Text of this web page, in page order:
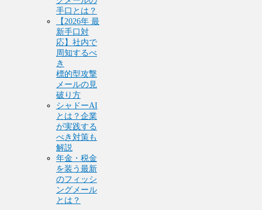
手口とは？
【2026年 最
新手口対
応】社内で
周知するべ
き
標的型攻撃
メールの見
破り方
シャドーAI
とは？企業
が実践する
べき対策も
解説
年金・税金
を装う最新
のフィッシ
ングメール
とは？